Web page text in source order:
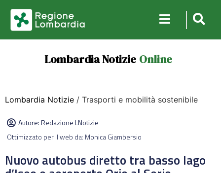
Lombardia Notizie Online
Lombardia Notizie / Trasporti e mobilità sostenibile
Autore:Redazione LNotizie
Ottimizzato per il web da: Monica Giambersio
Nuovo autobus diretto tra basso lago